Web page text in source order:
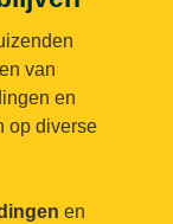
van
en
op diverse
en